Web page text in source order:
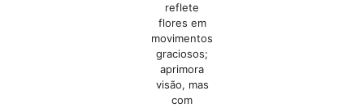
reflete
flores em
movimentos
graciosos;
aprimora
visão, mas
com